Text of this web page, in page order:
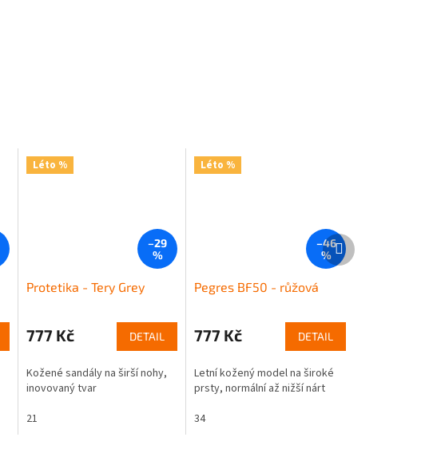
Léto %
–29
%
Protetika - Tery Grey
777 Kč DETAIL
Kožené sandály na širší nohy,
inovovaný tvar
21
Léto %
–46
%
Pegres BF50 - růžová
777 Kč DETAIL
Letní kožený model na široké
prsty, normální až nižší nárt
34
Další
produkt